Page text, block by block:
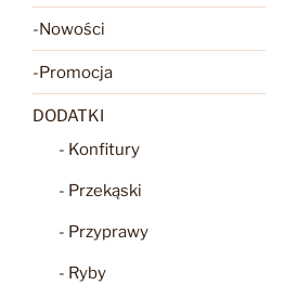
-Nowości
-Promocja
DODATKI
- Konfitury
- Przekąski
- Przyprawy
- Ryby